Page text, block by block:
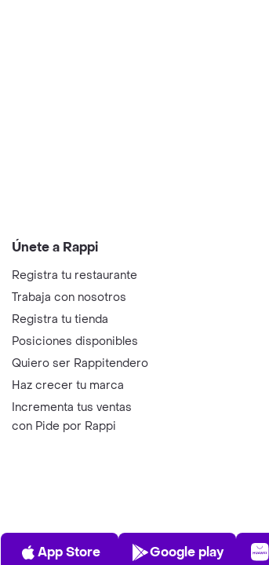
Únete a Rappi
Registra tu restaurante
Trabaja con nosotros
Registra tu tienda
Posiciones disponibles
Quiero ser Rappitendero
Haz crecer tu marca
Incrementa tus ventas
con Pide por Rappi
App Store
App Store
Play Store
Google play